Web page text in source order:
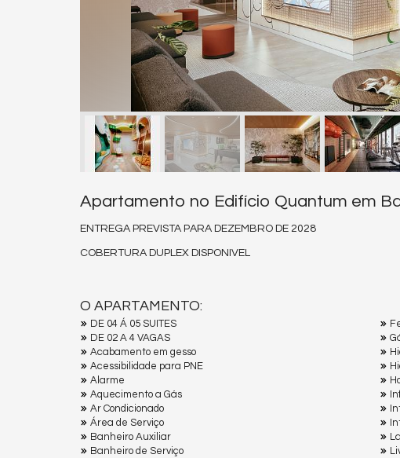
Apartamento no Edifício Quantum em
ENTREGA PREVISTA PARA DEZEMBRO DE 2028
COBERTURA DUPLEX DISPONIVEL
O APARTAMENTO:
DE 04 Á 05 SUITES
DE 02 A 4 VAGAS
Acabamento em gesso
Acessibilidade para PNE
Alarme
Aquecimento a Gás
Ar Condicionado
Área de Serviço
Banheiro Auxiliar
Banheiro de Serviço